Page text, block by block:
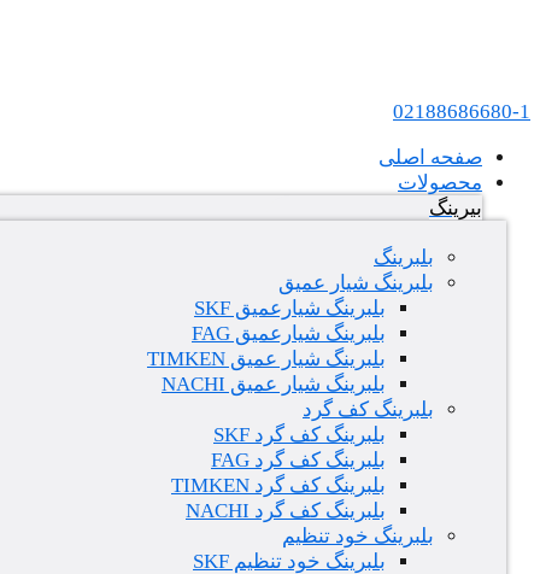
02188686680-1
صفحه اصلی
محصولات
بیرینگ
بلبرینگ
بلبرینگ شیار عمیق
بلبرینگ شیارعمیق SKF
بلبرینگ شیارعمیق FAG
بلبرینگ شیار عمیق TIMKEN
بلبرینگ شیار عمیق NACHI
بلبرینگ کف گرد
بلبرینگ کف گرد SKF
بلبرینگ کف گرد FAG
بلبرینگ کف گرد TIMKEN
بلبرینگ کف گرد NACHI
بلبرینگ خود تنظیم
بلبرینگ خود تنظیم SKF